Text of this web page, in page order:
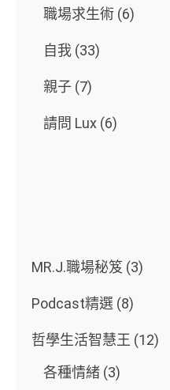
職場求生術 (6)
自我 (33)
親子 (7)
請問 Lux (6)
MR.J.職場秘笈 (3)
Podcast精選 (8)
哲學生活智慧王 (12)
各種情緒 (3)